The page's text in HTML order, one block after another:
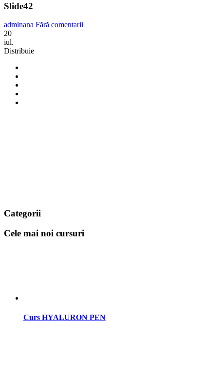
Slide42
adminana Fără comentarii
20
iul.
Distribuie
Categorii
Cele mai noi cursuri
Curs HYALURON PEN